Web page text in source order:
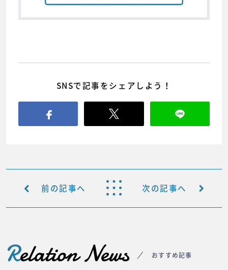
SNSで記事をシェアしよう！
前の記事へ 次の記事へ
Relation News おすすめ記事